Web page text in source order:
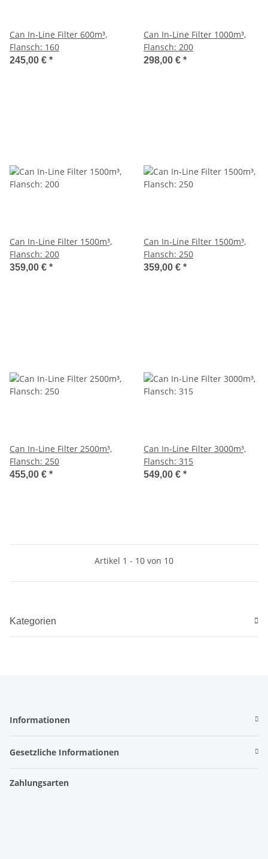
Can In-Line Filter 600m³,
Flansch: 160
245,00 € *
Can In-Line Filter 1000m³,
Flansch: 200
298,00 € *
Can In-Line Filter 1500m³,
Flansch: 200
359,00 € *
Can In-Line Filter 1500m³,
Flansch: 250
359,00 € *
Can In-Line Filter 2500m³,
Flansch: 250
455,00 € *
Can In-Line Filter 3000m³,
Flansch: 315
549,00 € *
Artikel 1 - 10 von 10
Kategorien
Informationen
Gesetzliche Informationen
Zahlungsarten